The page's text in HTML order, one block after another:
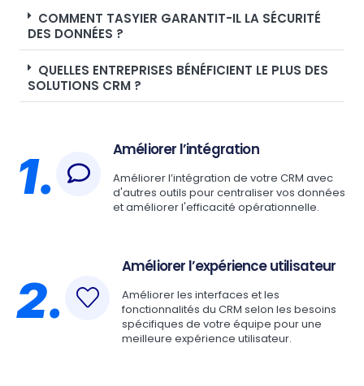
COMMENT TASYIER GARANTIT-IL LA SÉCURITÉ
DES DONNÉES ?
QUELLES ENTREPRISES BÉNÉFICIENT LE PLUS DES
SOLUTIONS CRM ?
1. Améliorer l’intégration
Améliorer l’intégration de votre CRM avec
d'autres outils pour centraliser vos données
et améliorer l'efficacité opérationnelle.
2.
Améliorer l’expérience utilisateur
Améliorer les interfaces et les
fonctionnalités du CRM selon les besoins
spécifiques de votre équipe pour une
meilleure expérience utilisateur.